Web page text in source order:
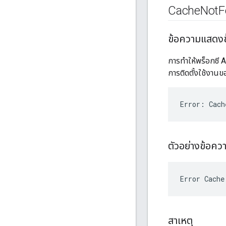
CacheNot
ข้อความแสด
การทำให้พร็อกซี
การติดตั้งใช้งาน
Error:
ตัวอย่างข้อค
สาเหตุ